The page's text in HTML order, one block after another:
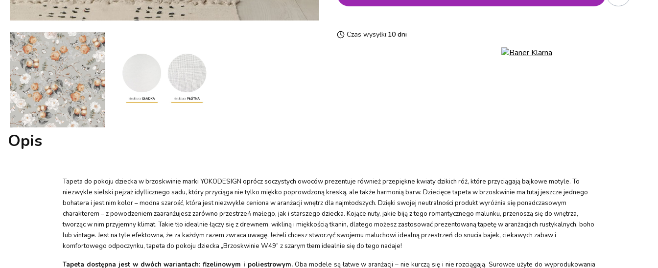
Czas wysyłki:10 dni
Opis
Tapeta do pokoju dziecka w brzoskwinie marki YOKODESIGN oprócz soczystych owoców prezentuje również przepiękne kwiaty dzikich róż, które przyciągają bajkowe motyle. To
niezwykle sielski pejzaż idyllicznego sadu, który przyciąga nie tylko miękko poprowdzoną kreską, ale także harmonią barw. Dziecięce tapeta w brzoskwinie ma tutaj jeszcze jednego
bohatera i jest nim kolor – modna szarość, która jest niezwykle ceniona w aranżacji wnętrz dla najmłodszych. Dzięki swojej neutralności produkt wyróżnia się ponadczasowym
charakterem – z powodzeniem zaaranżujesz zarówno przestrzeń małego, jak i starszego dziecka. Kojące nuty, jakie biją z tego romantycznego malunku, przenoszą się do wnętrza,
tworząc w nim przyjemny klimat. Takie tło idealnie łączy się z drewnem, wikliną i miękkością tkanin, dlatego możesz zastosować prezentowaną tapetę w aranżacjach rustykalnych, boho
lub vintage. Jest na tyle efektowna, że za każdym razem zwraca uwagę. Jeżeli chcesz stworzyć swojemu maluchowi idealną przestrzeń do snucia bajek, ciekawych zabaw i
komfortowego odpoczynku, tapeta do pokoju dziecka „Brzoskwinie W49” z szarym tłem idealnie się do tego nadaje!
Tapeta dostępna jest w dwóch wariantach: fizelinowym i poliestrowym. Oba modele są łatwe w aranżacji – nie kurczą się i nie rozciągają. Surowce użyte do wyprodukowania